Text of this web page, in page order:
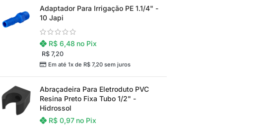
Placas Drywall
Portas Drywall
DIVISÓRIAS
Painel PVC
Perfil para Divisória
Portas para Divisórias
RODAPÉ E MOLDURA
Adaptador Para Irrigação PE 1.1/4" -
10 Japi
R$ 7,20
Em até 1x de R$7,20sem juros
R$6,48 no Pix
Abraçadeira Para Eletroduto PVC
Resina Preto Fixa Tubo 1/2" -
Hidrossol
R$0,97 no Pix